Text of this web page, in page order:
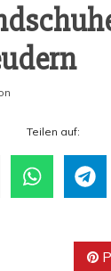
Tei­len auf: